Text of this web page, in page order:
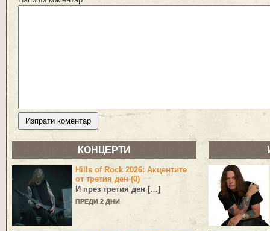
КОНЦЕРТИ
Hills of Rock 2026: Акцентите
от третия ден (0)
И през третия ден […]
ПРЕДИ 2 ДНИ